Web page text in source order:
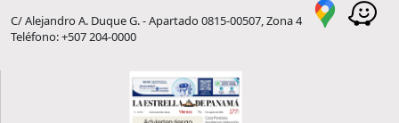
C/ Alejandro A. Duque G. - Apartado 0815-00507, Zona 4
Teléfono: +507 204-0000